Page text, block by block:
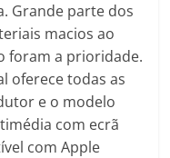
Grande parte dos
macios ao
foram a prioridade.
oferece todas as
e o modelo
com ecrã
com Apple